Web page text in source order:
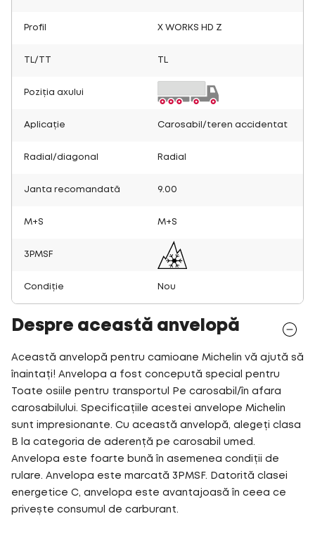
Profil X WORKS HD Z
TL/TT
Poziția axului
Aplicație Carosabil/teren accidentat
Radial/diagonal Radial
Janta recomandată 9.00
M+S M+S
3PMSF
Condiție Nou
Despre această anvelopă
Această anvelopă pentru camioane Michelin vă ajută să
înaintați! Anvelopa a fost concepută special pentru
Toate osiile pentru transportul Pe carosabil/în afara
carosabilului. Specificațiile acestei anvelope Michelin
sunt impresionante. Cu această anvelopă, alegeți clasa
B la categoria de aderență pe carosabil umed.
Anvelopa este foarte bună în asemenea condiții de
rulare. Anvelopa este marcată 3PMSF. Datorită clasei
energetice C, anvelopa este avantajoasă în ceea ce
privește consumul de carburant.